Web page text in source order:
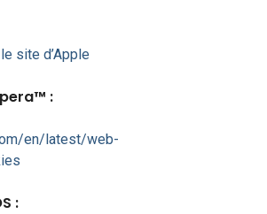
site d’Apple
:
en/latest/web-
: